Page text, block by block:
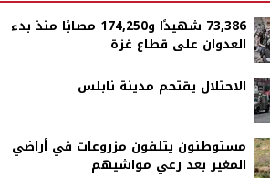
73,386 شهيدًا و174,250 مصابًا منذ بدء
العدوان على قطاع غزة
الاحتلال يقتحم مدينة نابلس
مستوطنون يتلفون مزروعات في أراضي
المغير بعد رعي مواشيهم